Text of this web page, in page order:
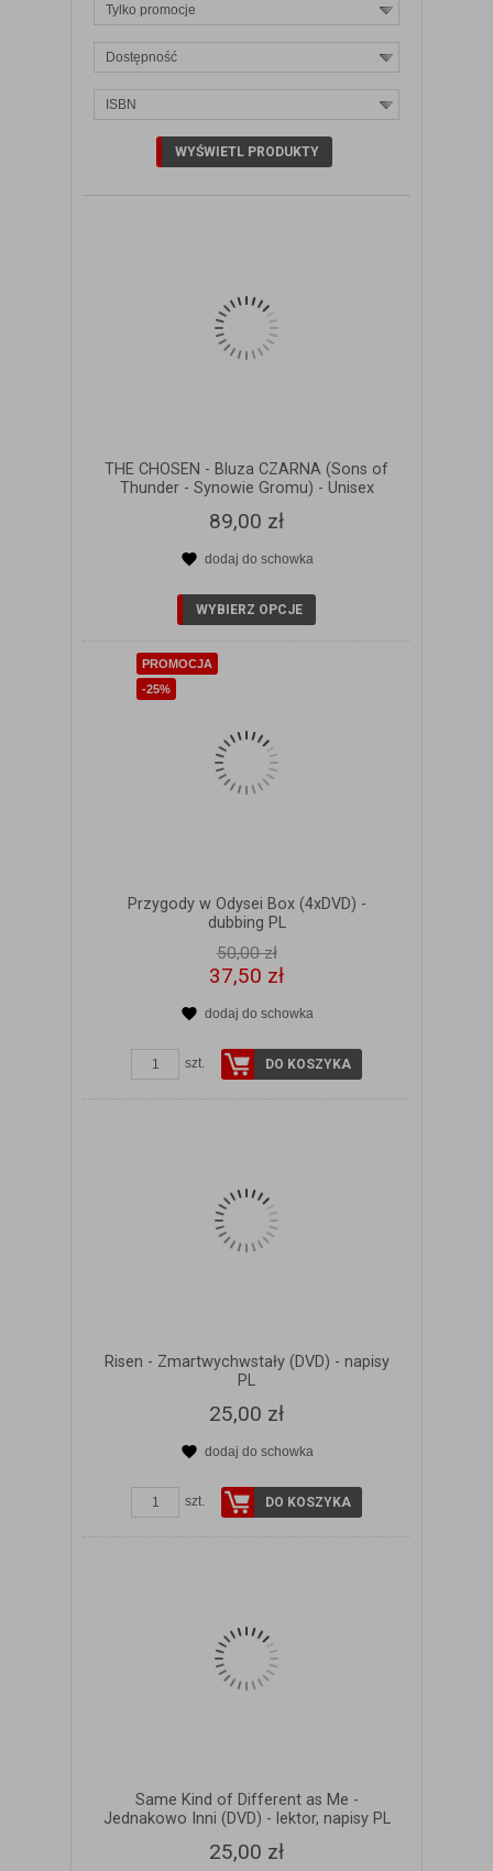
Tylko promocje
Dostępność
ISBN
ZOBACZ SZCZEGÓŁY
THE CHOSEN - Bluza CZARNA (Sons of
Thunder - Synowie Gromu) - Unisex
89,00 zł
dodaj do schowka
WYBIERZ OPCJE
PROMOCJA
-25%
Przygody w Odysei Box (4xDVD) -
dubbing PL
50,00 zł
37,50 zł
dodaj do schowka
szt. DO KOSZYKA
Risen - Zmartwychwstały (DVD) - napisy
PL
25,00 zł
dodaj do schowka
szt. DO KOSZYKA
Same Kind of Different as Me -
Jednakowo Inni (DVD) - lektor, napisy PL
25,00 zł